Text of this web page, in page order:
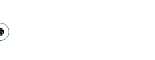
Imprimer